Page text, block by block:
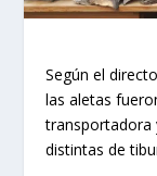
Según el
las aletas
transportadora
distintas de